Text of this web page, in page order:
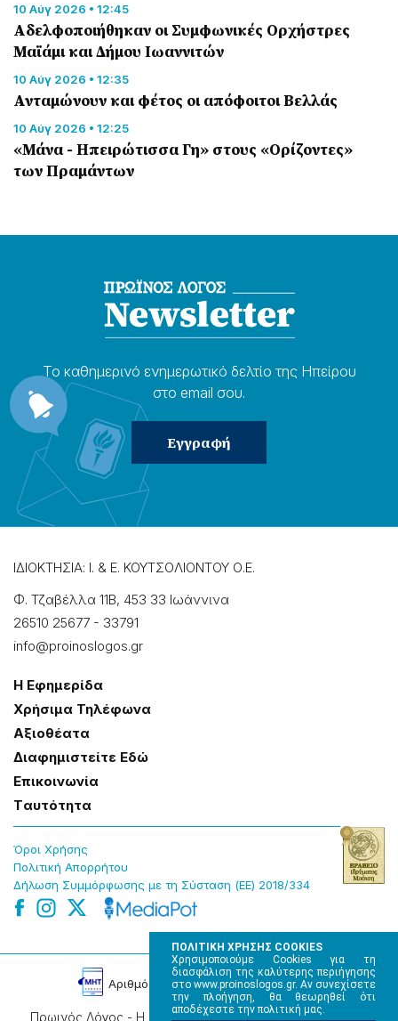
ΠΟΛΙΤΙΚΗ ΧΡΗΣΗΣ COOKIES
Χρησιμοποιούμε Cookies για τη
διασφάλιση της καλύτερης περιήγησης
στο www.proinoslogos.gr. Αν συνεχίσετε
την πλοήγηση, θα θεωρηθεί ότι
αποδέχεστε την πολιτική μας.
10 Αύγ 2026 • 12:45
Αδελφοποιήθηκαν οι Συμφωνικές Ορχήστρες
Μαϊάμι και Δήμου Ιωαννιτών
10 Αύγ 2026 • 12:35
Ανταμώνουν και φέτος οι απόφοιτοι Βελλάς
10 Αύγ 2026 • 12:25
«Μάνα - Ηπειρώτισσα Γη» στους «Ορίζοντες»
των Πραμάντων
Το καθημερɩνό ενημερωτɩκό δελτίο της Ηπείρου
στο email σου.
ΙΔΙΟΚΤΗΣΙΑ: Ι. & Ε. ΚΟΥΤΣΟΛΙΟΝΤΟΥ Ο.Ε.
Φ. Τζαβέλλα 11Β, 453 33 Ιωάννɩνα
26510 25677 - 33791
info@proinoslogos.gr
Η Εφημερίδα
Χρήσɩμα Τηλέφωνα
Αξɩοθέατα
Δɩαφημɩστείτε Εδώ
Επɩκοɩνωνία
Tαυτότητα
Όροɩ Χρήσης
Πολɩτɩκή Απορρήτου
Δήλωση Συμμόρφωσης με τη Σύσταση (ΕΕ) 2018/334
Πρωινός Λόγος - Η καθημερινή εφημερίδα της Ηπείρου,
Αρɩθμός Πɩστοποίησης Μ.Η.Τ. 220242